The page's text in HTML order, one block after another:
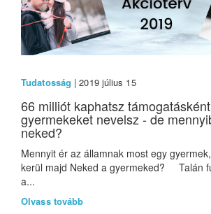
Tudatosság | 2019 július 15
66 milliót kaphatsz
gyermekeket nevelsz - de
neked?
Mennyit ér az államnak most egy
kerül majd Neked a gyermeked? Talán
a...
Olvass tovább